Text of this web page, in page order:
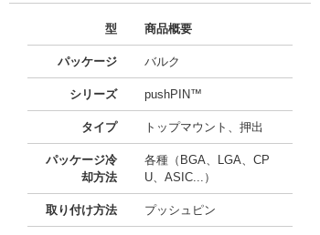
型 商品概要
パッケージ バルク
シリーズ pushPIN™
タイプ トップマウント、押出
パッケージ冷
却方法
各種（BGA、LGA、CP
U、ASIC...）
取り付け方法 プッシュピン